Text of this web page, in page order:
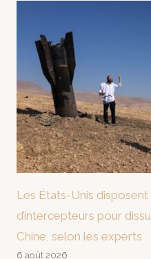
Les États-Unis
d’intercepteurs pour
Chine, selon les experts
6 août 2026